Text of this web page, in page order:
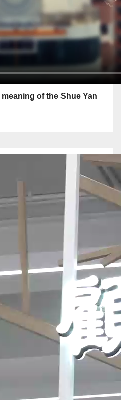
of the Shue Yan